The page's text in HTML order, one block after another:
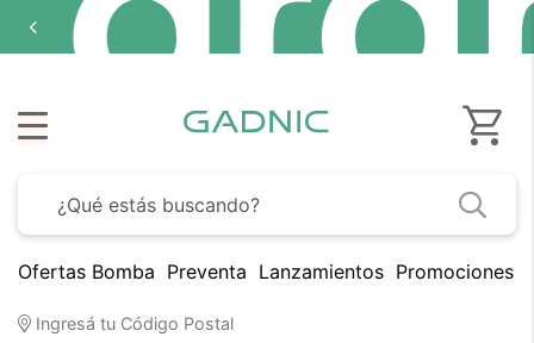
Ofertas Bomba Preventa Lanzamientos Promociones
Ingresá tu Código Postal